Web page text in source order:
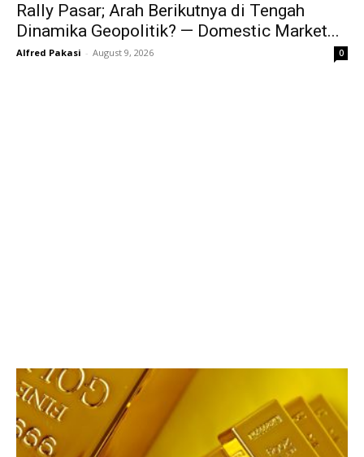
Rally Pasar; Arah Berikutnya di Tengah
Dinamika Geopolitik? — Domestic Market...
Alfred Pakasi - August 9, 2026 0